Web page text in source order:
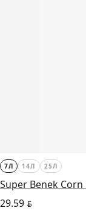
7Л 14Л 25Л
Super Benek Corn
29.59 BYN